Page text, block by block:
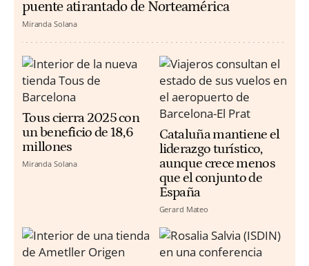
puente atirantado de Norteamérica
Miranda Solana
Tous cierra 2025 con
un beneficio de 18,6
millones
Miranda Solana
Cataluña mantiene el
liderazgo turístico,
aunque crece menos
que el conjunto de
España
Gerard Mateo